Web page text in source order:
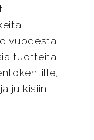
vuodesta
tuotteita
julkisiin